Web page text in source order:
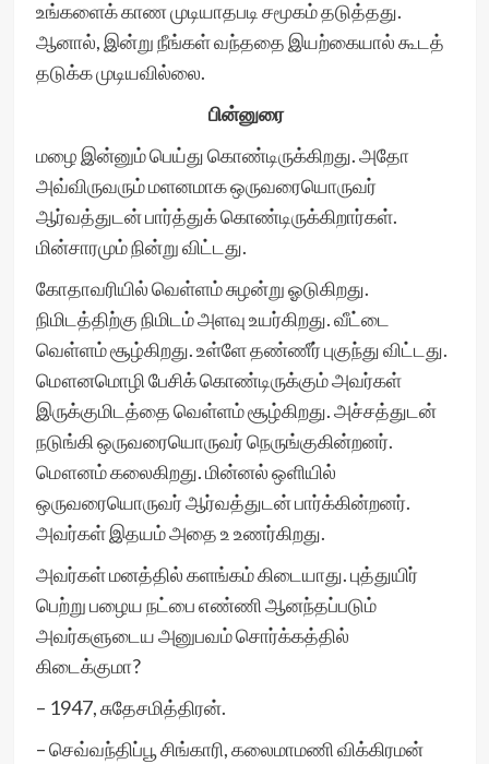
உங்களைக் காண முடியாதபடி சமூகம் தடுத்தது.
ஆனால், இன்று நீங்கள் வந்ததை இயற்கையால் கூடத்
தடுக்க முடியவில்லை.
பின்னுரை
மழை இன்னும் பெய்து கொண்டிருக்கிறது. அதோ
அவ்விருவரும் மளனமாக ஒருவரையொருவர்
ஆர்வத்துடன் பார்த்துக் கொண்டிருக்கிறார்கள்.
மின்சாரமும் நின்று விட்டது.
கோதாவரியில் வெள்ளம் சுழன்று ஓடுகிறது.
நிமிடத்திற்கு நிமிடம் அளவு உயர்கிறது. வீட்டை
வெள்ளம் சூழ்கிறது. உள்ளே தண்ணீர் புகுந்து விட்டது.
மௌனமொழி பேசிக் கொண்டிருக்கும் அவர்கள்
இருக்குமிடத்தை வெள்ளம் சூழ்கிறது. அச்சத்துடன்
நடுங்கி ஒருவரையொருவர் நெருங்குகின்றனர்.
மௌனம் கலைகிறது. மின்னல் ஒளியில்
ஒருவரையொருவர் ஆர்வத்துடன் பார்க்கின்றனர்.
அவர்கள் இதயம் அதை உ உணர்கிறது.
அவர்கள் மனத்தில் களங்கம் கிடையாது. புத்துயிர்
பெற்று பழைய நட்பை எண்ணி ஆனந்தப்படும்
அவர்களுடைய அனுபவம் சொர்க்கத்தில்
கிடைக்குமா?
– 1947, சுதேசமித்திரன்.
– செவ்வந்திப்பூ சிங்காரி, கலைமாமணி விக்கிரமன்